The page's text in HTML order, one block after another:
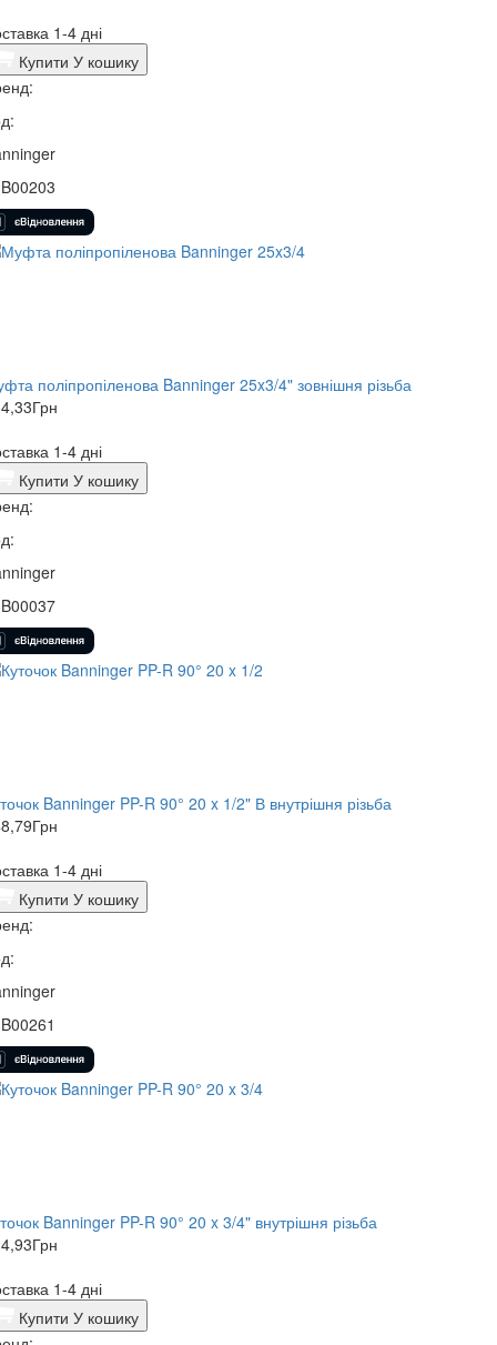
1-4 дні
Купити У кошику
поліпропіленова Banninger 25x3/4" зовнішня різьба
Грн
1-4 дні
Купити У кошику
Banninger PP-R 90° 20 x 1/2" В внутрішня різьба
Грн
1-4 дні
Купити У кошику
Banninger PP-R 90° 20 x 3/4" внутрішня різьба
Грн
1-4 дні
Купити У кошику